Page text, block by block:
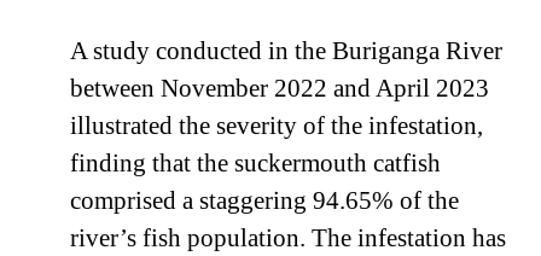
A study conducted in the Buriganga River
between November 2022 and April 2023
illustrated the severity of the infestation,
finding that the suckermouth catfish
comprised a staggering 94.65% of the
river’s fish population. The infestation has